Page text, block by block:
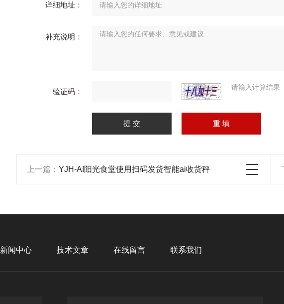
详细地址：
补充说明：
验证码： 请输入计算结果
上一篇： YJH-AI阳光食堂使用扫码发货智能ai收货秤
新闻中心 技术文章 在线留言 联系我们